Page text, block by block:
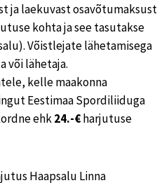
ja laekuvast
kohta ja see tasutakse
Võistlejate lähetamisega
või lähetaja.
kelle maakonna
Eestimaa Spordiliiduga
ehk24.-€harjutuse
Haapsalu Linna